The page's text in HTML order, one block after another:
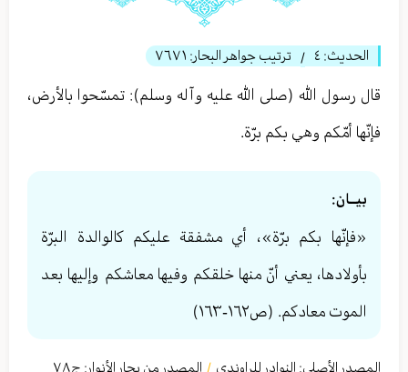
الحديث: ٤ / ترتيب جواهر البحار: ٧٦٧١
قال رسول الله (صلى الله عليه وآله وسلم): تمسّحوا بالأرض،
فإنّها أمّكم وهي بكم برّة.
بيــان:
«فإنّها بكم برّة»، أي مشفقة عليكم كالوالدة البرّة
بأولادها، يعني أنّ منها خلقكم وفيها معاشكم وإليها بعد
الموت معادكم. (ص١٦٢-١٦٣)
المصدر الأصلي: النوادر للراوندي / المصدر من بحار الأنوار: ج٧٨